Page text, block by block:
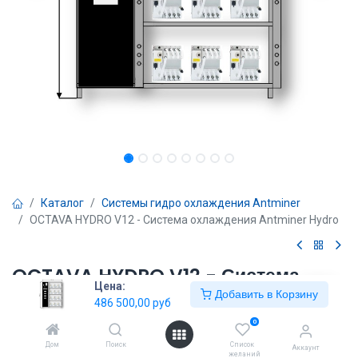
Цена:
486 500,00 руб
Добавить в Корзину
Дом Поиск
0
Список
желаний
Аккаунт
Каталог
Системы гидро охлаждения Antminer
OCTAVA HYDRO V12 - Система охлаждения Antminer Hydro
OCTAVA HYDRO V12 - Система
охлаждения Antminer Hydro
486 500,00 руб